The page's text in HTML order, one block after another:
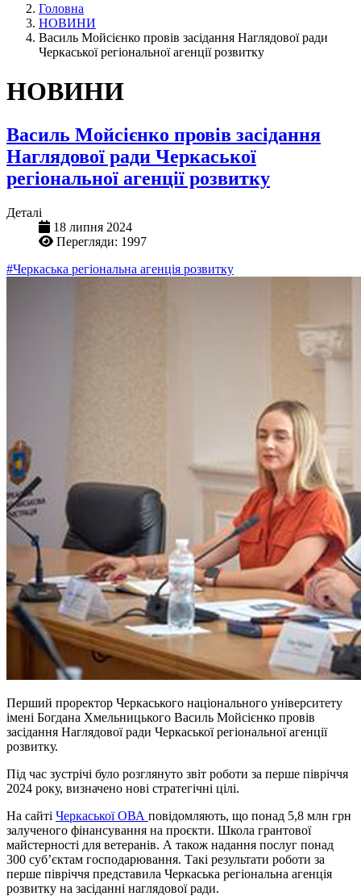
Головна
НОВИНИ
Василь Мойсієнко провів засідання Наглядової ради
Черкаської регіональної агенції розвитку
НОВИНИ
Василь Мойсієнко провів засідання
Наглядової ради Черкаської
регіональної агенції розвитку
Деталі
18 липня 2024
Перегляди: 1997
#Черкаська регіональна агенція розвитку
Перший проректор Черкаського національного університету
імені Богдана Хмельницького Василь Мойсієнко провів
засідання Наглядової ради Черкаської регіональної агенції
розвитку.
Під час зустрічі було розглянуто звіт роботи за перше півріччя
2024 року, визначено нові стратегічні цілі.
На сайті Черкаської ОВА повідомляють, що понад 5,8 млн грн
залученого фінансування на проєкти. Школа грантової
майстерності для ветеранів. А також надання послуг понад
300 суб’єктам господарювання. Такі результати роботи за
перше півріччя представила Черкаська регіональна агенція
розвитку на засіданні наглядової ради.